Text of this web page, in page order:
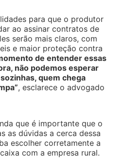
para que o produtor
ao assinar contratos de
serão mais claros, com
e maior proteção contra
de entender essas
não podemos esperar
quem chega
, esclarece o advogado
que é importante que o
as dúvidas a cerca dessa
escolher corretamente a
com a empresa rural.